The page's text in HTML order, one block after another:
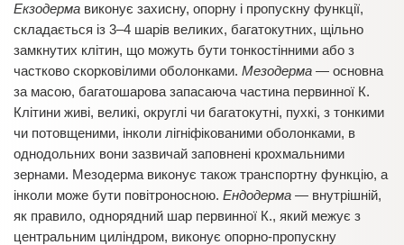
Екзодерма виконує захисну, опорну і пропускну функції,
складається із 3–4 шарів великих, багатокутних, щільно
замкнутих клітин, що можуть бути тонкостінними або з
частково скорковілими оболонками. Мезодерма — основна
за масою, багатошарова запасаюча частина первинної К.
Клітини живі, великі, округлі чи багатокутні, пухкі, з тонкими
чи потовщеними, інколи лігніфікованими оболонками, в
однодольних вони зазвичай заповнені крохмальними
зернами. Мезодерма виконує також транспортну функцію, а
інколи може бути повітроносною. Ендодерма — внутрішній,
як правило, однорядний шар первинної К., який межує з
центральним циліндром, виконує опорно-пропускну